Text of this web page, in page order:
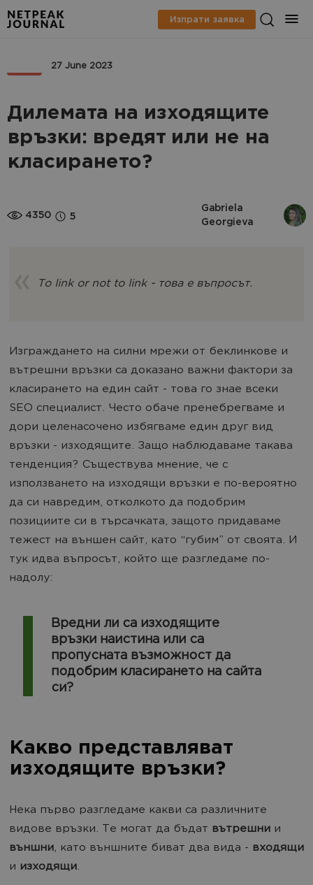
Изпрати заявка
27 June 2023
Дилемата на изходящите
връзки: вредят или не на
класирането?
4350 5
Gabriela
Georgieva
To link or not to link - това е въпросът.
Изграждането на силни мрежи от беклинкове и
вътрешни връзки са доказано важни фактори за
класирането на един сайт - това го знае всеки
SEO специалист. Често обаче пренебрегваме и
дори целенасочено избягваме един друг вид
връзки - изходящите. Защо наблюдаваме такава
тенденция? Съществува мнение, че с
използването на изходящи връзки е по-вероятно
да си навредим, отколкото да подобрим
позициите си в търсачката, защото придаваме
тежест на външен сайт, като “губим” от своята. И
тук идва въпросът, който ще разгледаме по-
надолу:
Вредни ли са изходящите
връзки наистина или са
пропусната възможност да
подобрим класирането на сайта
си?
Какво представляват
изходящите връзки?
Нека първо разгледаме какви са различните
видове връзки. Те могат да бъдат вътрешни и
външни, като външните биват два вида - входящи
и изходящи.